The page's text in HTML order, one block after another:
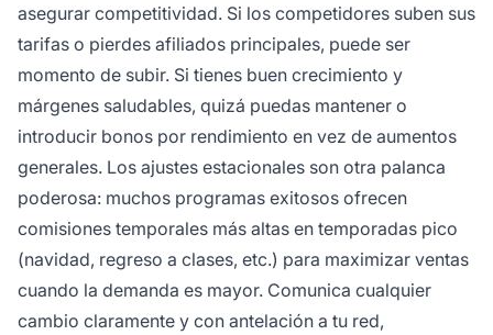
asegurar competitividad. Si los competidores suben sus
tarifas o pierdes afiliados principales, puede ser
momento de subir. Si tienes buen crecimiento y
márgenes saludables, quizá puedas mantener o
introducir bonos por rendimiento en vez de aumentos
generales. Los ajustes estacionales son otra palanca
poderosa: muchos programas exitosos ofrecen
comisiones temporales más altas en temporadas pico
(navidad, regreso a clases, etc.) para maximizar ventas
cuando la demanda es mayor. Comunica cualquier
cambio claramente y con antelación a tu red,